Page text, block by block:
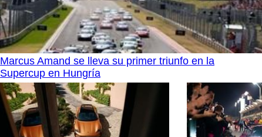
Marcus Amand se lleva su primer triunfo en la
Supercup en Hungría